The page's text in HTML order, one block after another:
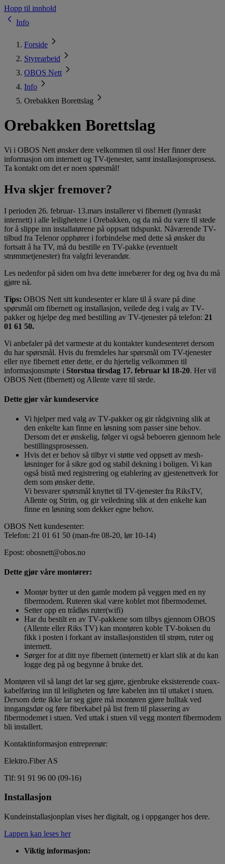
Hopp til innhold
Info
Forside
Styrearbeid
OBOS Nett
Info
Orebakken Borettslag
Orebakken Borettslag
Vi i OBOS Nett ønsker dere velkommen til oss! Her finner dere
informasjon om internett og TV-tjenester, samt installasjonsprosess.
Ta kontakt om det er noen spørsmål!
Hva skjer fremover?
I perioden 26. februar- 13.mars installerer vi fibernett (lynraskt
internett) i alle leilighetene i Orebakken, og da må du være til stede
for å slippe inn installatørene på oppsatt tidspunkt. Nåværende TV-
tilbud fra Telenor opphører i forbindelse med dette så ønsker du
fortsatt å ha TV, må du bestille en TV-pakke (eventuelt
strømmetjenester) fra valgfri leverandør.
Les nedenfor på siden om hva dette innebærer for deg og hva du må
gjøre nå.
Tips: OBOS Nett sitt kundesenter er klare til å svare på dine
spørsmål om fibernett og installasjon, veilede deg i valg av TV-
pakker og hjelpe deg med bestilling av TV-tjenester på telefon: 21
01 61 50.
Vi anbefaler på det varmeste at du kontakter kundesenteret dersom
du har spørsmål. Hvis du fremdeles har spørsmål om TV-tjenester
eller nye fibernett etter dette, er du hjertelig velkommen til
informasjonsmøte i Storstua tirsdag 17. februar kl 18-20. Her vil
OBOS Nett (fibernett) og Allente være til stede.
Dette gjør vår kundeservice
Vi hjelper med valg av TV-pakker og gir rådgivning slik at
den enkelte kan finne en løsning som passer sine behov.
Dersom det er ønskelig, følger vi også beboeren gjennom hele
bestillingsprosessen.
Hvis det er behov så tilbyr vi støtte ved oppsett av mesh-
løsninger for å sikre god og stabil dekning i boligen. Vi kan
også bistå med registrering og etablering av gjestenettverk for
dem som ønsker dette.
Vi besvarer spørsmål knyttet til TV-tjenester fra RiksTV,
Allente og Strim, og gir veiledning slik at den enkelte kan
finne en løsning som dekker egne behov.
OBOS Nett kundesenter:
Telefon: 21 01 61 50 (man-fre 08-20, lør 10-14)
Epost: obosnett@obos.no
Dette gjør våre montører:
Montør bytter ut den gamle modem på veggen med en ny
fibermodem. Ruteren skal være koblet mot fibermodemet.
Setter opp en trådløs ruter(wifi)
Har du bestilt en av TV-pakkene som tilbys gjennom OBOS
(Allente eller Riks TV) kan montøren koble TV-boksen du
fikk i posten i forkant av installasjonstiden til strøm, ruter og
internett.
Sørger for at ditt nye fibernett (internett) er klart slik at du kan
logge deg på og begynne å bruke det.
Montøren vil så langt det lar seg gjøre, gjenbruke eksisterende coax-
kabelføring inn til leiligheten og føre kabelen inn til uttaket i stuen.
Dersom dette ikke lar seg gjøre må montøren gjøre hulltak ved
inngangsdør og føre fiberkabel på list frem til plassering av
fibermodemet i stuen. Ved uttak i stuen vil vegg montert fibermodem
bli installert.
Kontaktinformasjon entreprenør:
Elektro.Fiber AS
Tlf: 91 91 96 00 (09-16)
Installasjon
Kundeinstallasjonplan vises her digitalt, og i oppganger hos dere.
Lappen kan leses her
Viktig informasjon: